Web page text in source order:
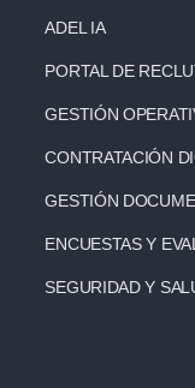
ADEL IA
PORTAL DE
GESTIÓN
CONTRATACIÓN
GESTIÓN
ENCUESTAS Y
SEGURIDAD Y